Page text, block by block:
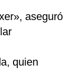
aseguró
quien